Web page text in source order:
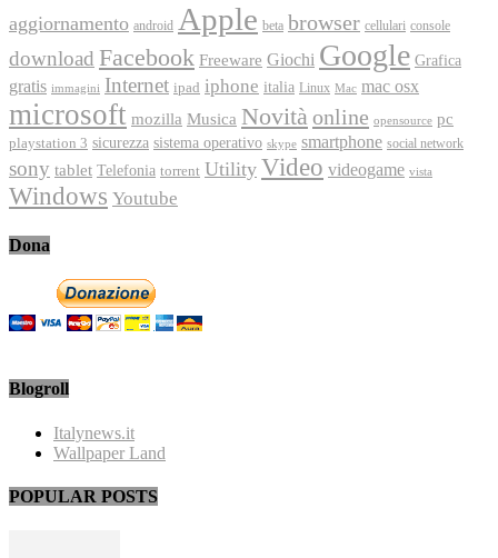
aggiornamento android Apple beta browser cellulari console
download Facebook Freeware Giochi Google Grafica
gratis immagini Internet ipad iphone italia Linux Mac mac osx
microsoft mozilla Musica Novità online opensource pc
playstation 3 sicurezza sistema operativo skype smartphone social network
sony tablet Telefonia torrent Utility Video videogame vista
Windows Youtube
Dona
Blogroll
Italynews.it
Wallpaper Land
POPULAR POSTS